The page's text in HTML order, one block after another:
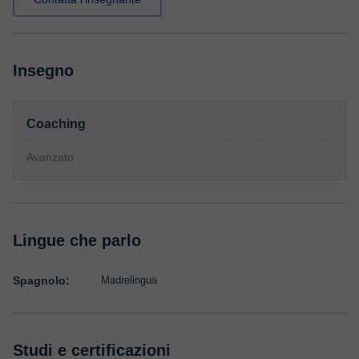
Insegno
Coaching
Avanzato
Lingue che parlo
Spagnolo: Madrelingua
Studi e certificazioni